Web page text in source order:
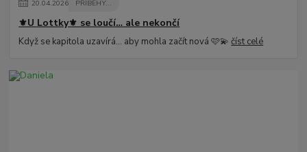
20.04.2026 PŘÍBĚHY...
⚜️U Lottky⚜️ se loučí… ale nekončí
Když se kapitola uzavírá… aby mohla začít nová 🩷💫číst celé